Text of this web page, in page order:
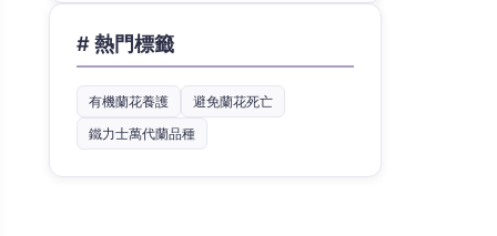
# 熱門標籤
有機蘭花養護
避免蘭花死亡
鐵力士萬代蘭品種